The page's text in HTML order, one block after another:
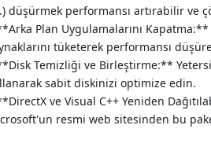
düşürmek performansı artırabilir ve
Plan Uygulamalarını
tüketerek performansı
Temizliği ve Birleştirme:**
sabit diskinizi optimize edin.
ve Visual C++ Yeniden
resmi web sitesinden bu